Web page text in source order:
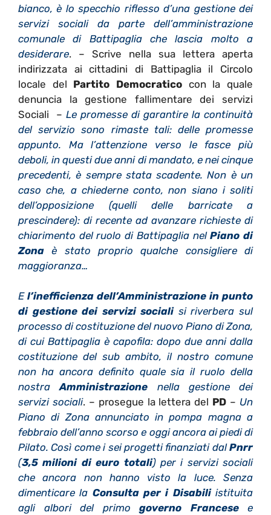
bianco, è lo specchio riflesso d’una gestione dei
servizi sociali da parte dell’amministrazione
comunale di Battipaglia che lascia molto a
desiderare. – Scrive nella sua lettera aperta
indirizzata ai cittadini di Battipaglia il Circolo
locale del Partito Democratico con la quale
denuncia la gestione fallimentare dei servizi
Sociali – Le promesse di garantire la continuità
del servizio sono rimaste tali: delle promesse
appunto. Ma l’attenzione verso le fasce più
deboli, in questi due anni di mandato, e nei cinque
precedenti, è sempre stata scadente. Non è un
caso che, a chiederne conto, non siano i soliti
dell’opposizione (quelli delle barricate a
prescindere): di recente ad avanzare richieste di
chiarimento del ruolo di Battipaglia nelPiano di
Zona è stato proprio qualche consigliere di
maggioranza…
E l’inefficienza dell’Amministrazione in punto
di gestione dei servizi socialisi riverbera sul
processo di costituzione del nuovo Piano di Zona,
di cui Battipaglia è capofila: dopo due anni dalla
costituzione del sub ambito, il nostro comune
non ha ancora definito quale sia il ruolo della
nostraAmministrazione nella gestione dei
servizi sociali. – prosegue la lettera del PD – Un
Piano di Zona annunciato in pompa magna a
febbraio dell’anno scorso e oggi ancora ai piedi di
Pilato. Così come i sei progetti finanziati dalPnrr
(3,5 milioni di euro totali) per i servizi sociali
che ancora non hanno visto la luce. Senza
dimenticare la Consulta per i Disabiliistituita
agli albori del primo governo Francesee